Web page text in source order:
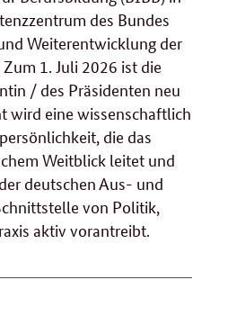
des Bundes
Weiterentwicklung der
1. Juli 2026 ist die
/ des Präsidenten neu
wird eine wissenschaftlich
die das
Weitblick leitet und
deutschen Aus- und
von Politik,
aktiv vorantreibt.